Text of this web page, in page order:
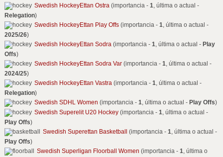
Swedish HockeyEttan Ostra(importancia - 1, última o actual -
Relegation)
Swedish HockeyEttan Play Offs(importancia - 1, última o actual -
2025/26)
Swedish HockeyEttan Sodra(importancia - 1, última o actual - Play
Offs)
Swedish HockeyEttan Sodra Var(importancia - 1, última o actual -
2024/25)
Swedish HockeyEttan Vastra(importancia - 1, última o actual -
Relegation)
Swedish SDHL Women (importancia - 1, última o actual - Play Offs)
Swedish Superelit U20 Hockey(importancia - 1, última o actual -
Play Offs)
Swedish Superettan Basketball
(importancia - 1, última o actual -
Play Offs)
Swedish Superligan Floorball Women (importancia - 1, última o